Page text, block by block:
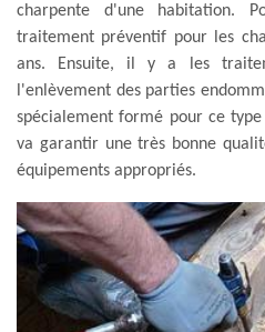
charpente d'une habitation.
traitement préventif pour les
ans. Ensuite, il y a les
l'enlèvement des parties
spécialement formé pour ce
va garantir une très bonne
équipements appropriés.